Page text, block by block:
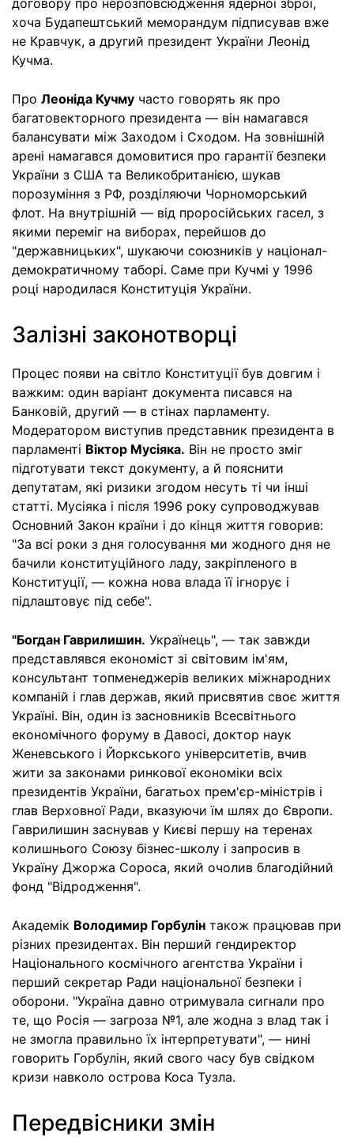
хоча Будапештський меморандум підписував вже
не Кравчук, а другий президент України Леонід
Кучма.
Про Леоніда Кучму часто говорять як про
багатовекторного президента — він намагався
балансувати між Заходом і Сходом. На зовнішній
арені намагався домовитися про гарантії безпеки
України з США та Великобританією, шукав
порозуміння з РФ, розділяючи Чорноморський
флот. На внутрішній — від проросійських гасел, з
якими переміг на виборах, перейшов до
"державницьких", шукаючи союзників у націонал-
демократичному таборі. Саме при Кучмі у 1996
році народилася Конституція України.
Залізні законотворці
Процес появи на світло Конституції був довгим і
важким: один варіант документа писався на
Банковій, другий — в стінах парламенту.
Модератором виступив представник президента в
парламенті Віктор Мусіяка. Він не просто зміг
підготувати текст документу, а й пояснити
депутатам, які ризики згодом несуть ті чи інші
статті. Мусіяка і після 1996 року супроводжував
Основний Закон країни і до кінця життя говорив:
"За всі роки з дня голосування ми жодного дня не
бачили конституційного ладу, закріпленого в
Конституції, — кожна нова влада її ігнорує і
підлаштовує під себе".
"Богдан Гаврилишин. Українець", — так завжди
представлявся економіст зі світовим ім'ям,
консультант топменеджерів великих міжнародних
компаній і глав держав, який присвятив своє життя
Україні. Він, один із засновників Всесвітнього
економічного форуму в Давосі, доктор наук
Женевського і Йоркського університетів, вчив
жити за законами ринкової економіки всіх
президентів України, багатьох прем'єр-міністрів і
глав Верховної Ради, вказуючи їм шлях до Європи.
Гаврилишин заснував у Києві першу на теренах
колишнього Союзу бізнес-школу і запросив в
Україну Джоржа Сороса, який очолив благодійний
фонд "Відродження".
Академік Володимир Горбулін також працював при
різних президентах. Він перший гендиректор
Національного космічного агентства України і
перший секретар Ради національної безпеки і
оборони. "Україна давно отримувала сигнали про
те, що Росія — загроза №1, але жодна з влад так і
не змогла правильно їх інтерпретувати", — нині
говорить Горбулін, який свого часу був свідком
кризи навколо острова Коса Тузла.
Передвісники змін